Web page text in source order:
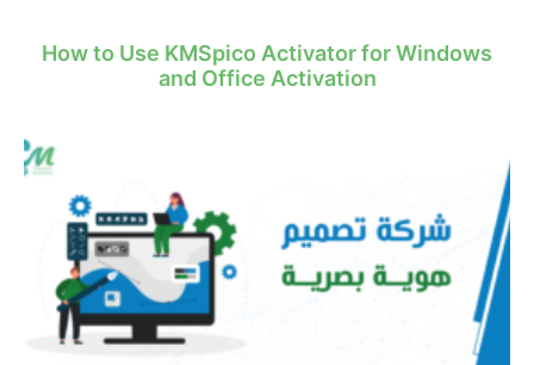
How to Use KMSpico Activator for Windows
and Office Activation